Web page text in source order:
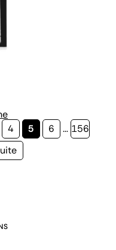
Page
4
Page
5 Page
6 … Page
156